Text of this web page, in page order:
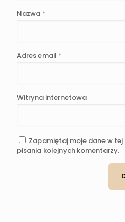
Nazwa *
Adres email *
Witryna internetowa
Zapamiętaj moje dane w
pisania kolejnych komentarzy.